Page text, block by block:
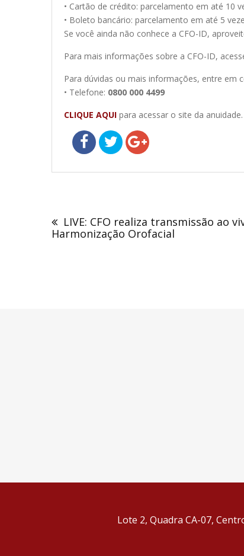
• Cartão de crédito: parcelamento em até 10
• Boleto bancário: parcelamento em até 5
Se você ainda não conhece a CFO-ID,
Para mais informações sobre a CFO-ID,
Para dúvidas ou mais informações, entre em
• Telefone: 0800 000 4499
CLIQUE AQUI para acessar o site da anuidade.
de
Post
LIVE: CFO realiza transmissão ao
Harmonização Orofacial
Lote 2, Quadra CA-07,